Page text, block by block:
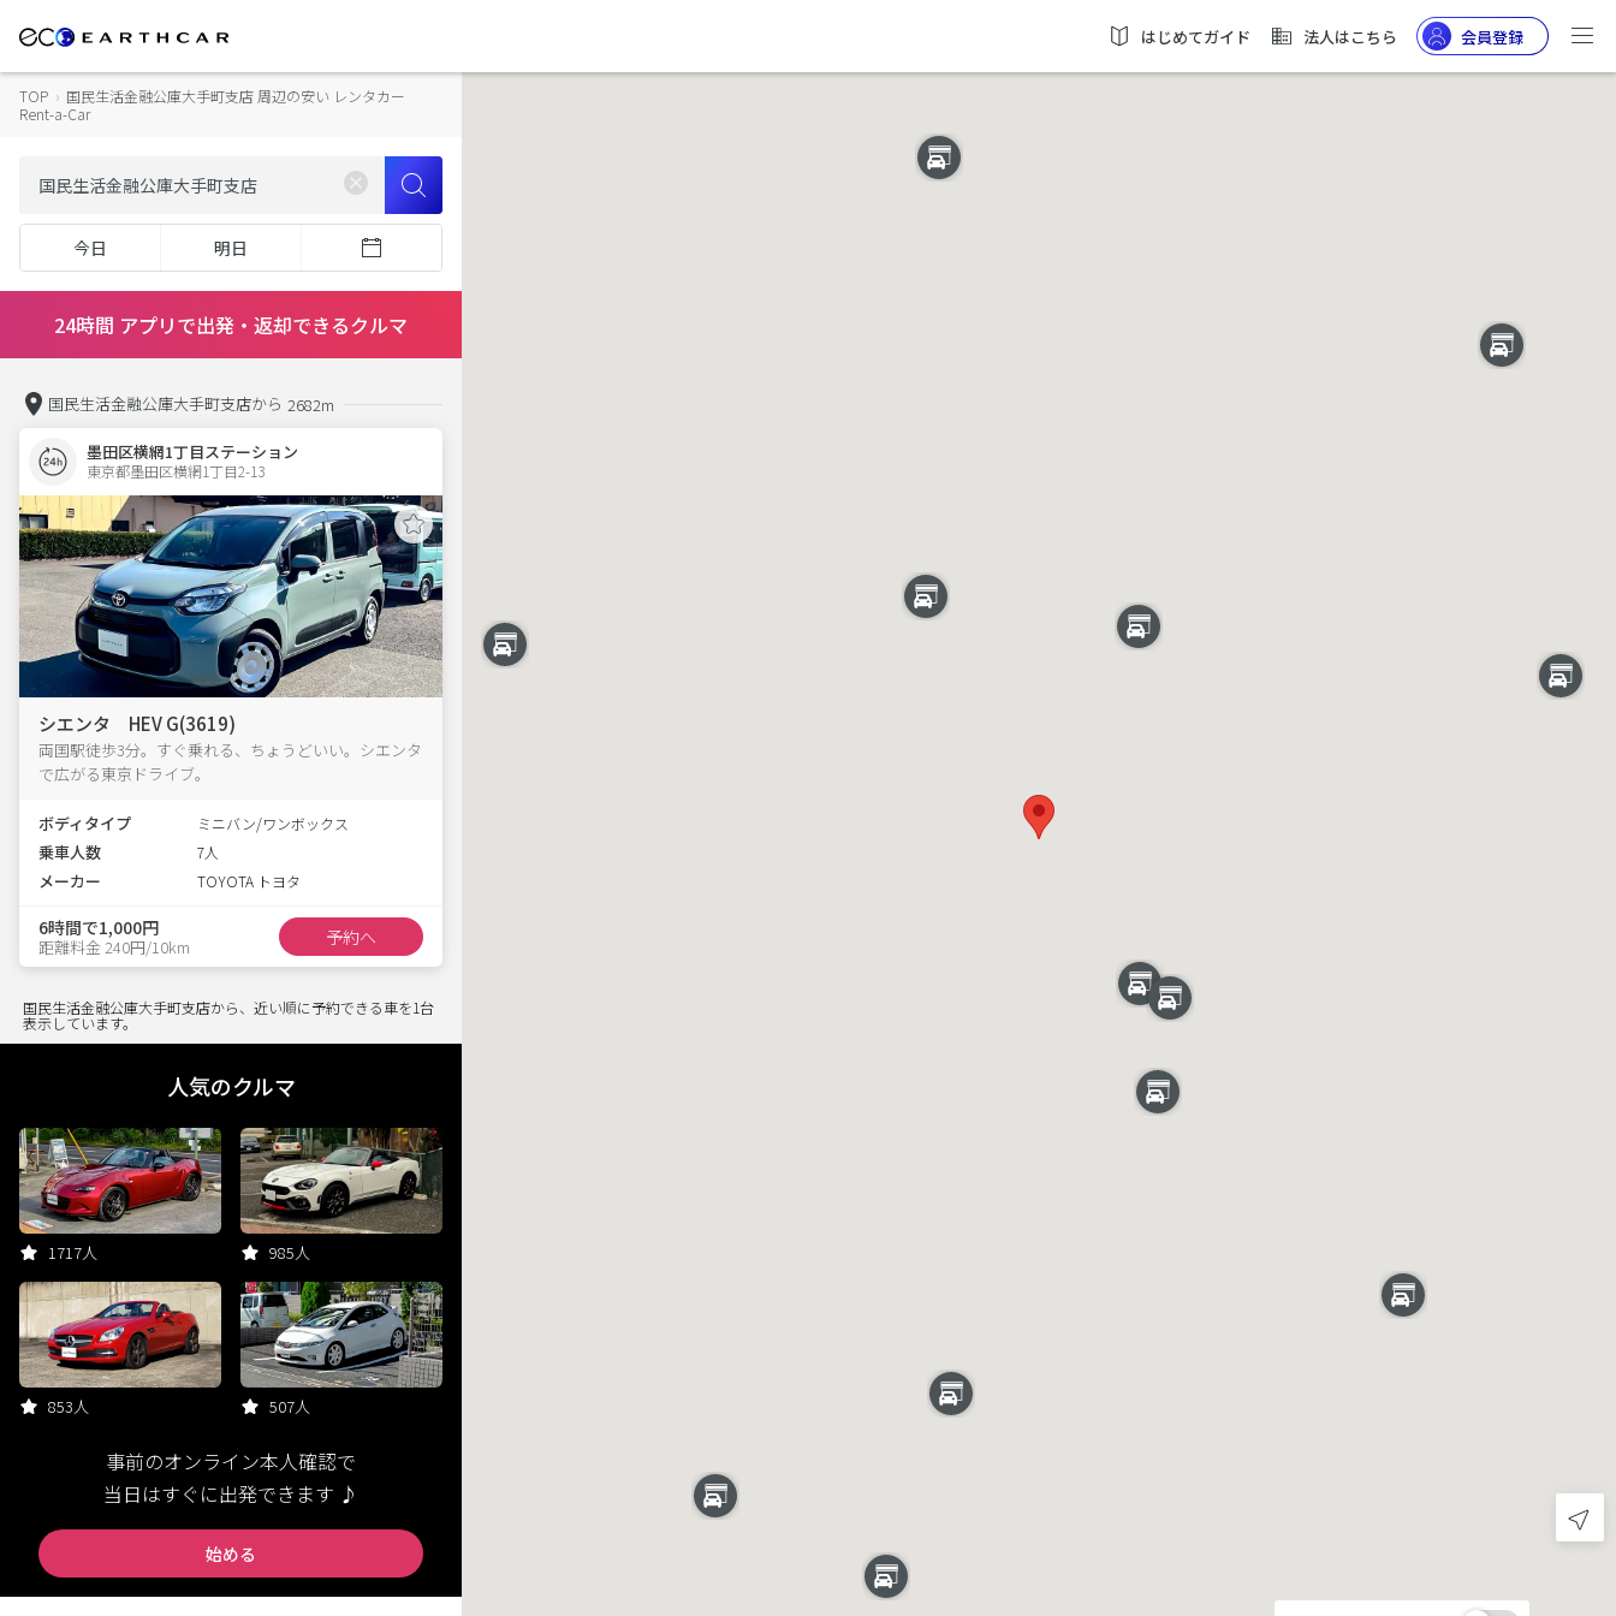
はじめてガイド 法人はこちら 会員登録
TOP › 国民生活金融公庫大手町支店 周辺の安い レンタカー
Rent-a-Car
今日 明日
24時間 アプリで出発・返却できるクルマ
国民生活金融公庫大手町支店から 2682m
墨田区横網1丁目ステーション
東京都墨田区横網1丁目2-13
シエンタ HEV G(3619)
両国駅徒歩3分。すぐ乗れる、ちょうどいい。シエンタ
で広がる東京ドライブ。
ボディタイプ ミニバン/ワンボックス
乗車人数 7人
メーカー TOYOTA トヨタ
6時間で1,000円
距離料金 240円/10km 予約へ
国民生活金融公庫大手町支店から、近い順に予約できる車を1台
表示しています。
人気のクルマ
1717人 985人
853人 507人
事前のオンライン本人確認で
当日はすぐに出発できます ♪
始める